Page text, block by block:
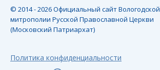
© 2014 - 2026 Официальный сайт Вологодской
митрополии Русской Православной Церкви
(Московский Патриархат)
Политика конфиденциальности